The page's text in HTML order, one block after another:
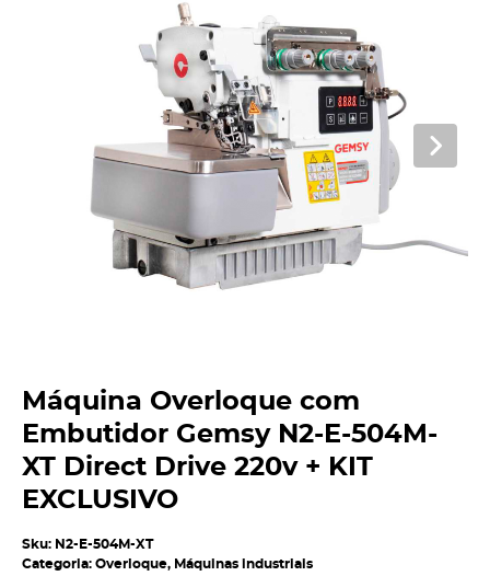
Máquina Overloque com
Embutidor Gemsy N2-E-504M-
XT Direct Drive 220v + KIT
EXCLUSIVO
Sku: N2-E-504M-XT
Categoria: Overloque, Máquinas industriais